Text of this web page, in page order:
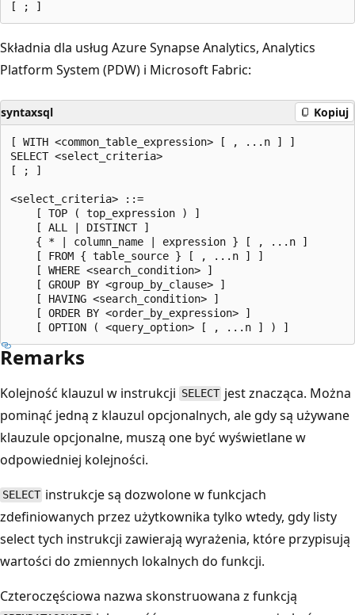
Składnia dla usług Azure Synapse Analytics, Analytics
Platform System (PDW) i Microsoft Fabric:
syntaxsql Kopiuj
[ WITH <common_table_expression> [ , ...n ] ]
SELECT <select_criteria>
[ ; ]
<select_criteria> ::=
    [ TOP ( top_expression ) ]
    [ ALL | DISTINCT ]
    { * | column_name | expression } [ , ...n ]
    [ FROM { table_source } [ , ...n ] ]
    [ WHERE <search_condition> ]
    [ GROUP BY <group_by_clause> ]
    [ HAVING <search_condition> ]
    [ ORDER BY <order_by_expression> ]
Remarks
Kolejność klauzul w instrukcji SELECT jest znacząca. Można
pominąć jedną z klauzul opcjonalnych, ale gdy są używane
klauzule opcjonalne, muszą one być wyświetlane w
odpowiedniej kolejności.
SELECT instrukcje są dozwolone w funkcjach
zdefiniowanych przez użytkownika tylko wtedy, gdy listy
select tych instrukcji zawierają wyrażenia, które przypisują
wartości do zmiennych lokalnych do funkcji.
Czteroczęściowa nazwa skonstruowana z funkcją